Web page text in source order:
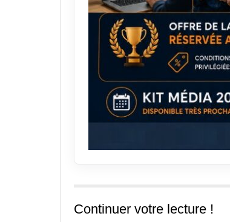
Continuer votre lecture !